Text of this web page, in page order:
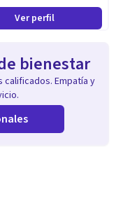
Ver perfil
bienestar
Empatía y